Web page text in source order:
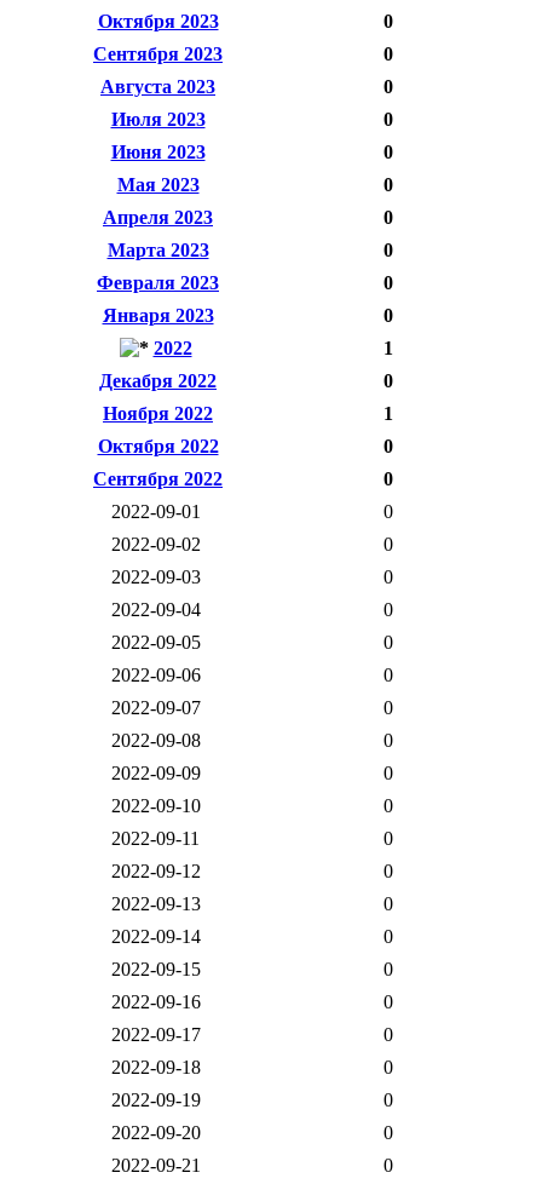
Октября 2023
0
Сентября 2023
0
Августа 2023
0
Июля 2023
0
Июня 2023
0
Мая 2023
0
Апреля 2023
0
Марта 2023
0
Февраля 2023
0
Января 2023
0
2022
1
Декабря 2022
0
Ноября 2022
1
Октября 2022
0
Сентября 2022
0
2022-09-01
0
2022-09-02
0
2022-09-03
0
2022-09-04
0
2022-09-05
0
2022-09-06
0
2022-09-07
0
2022-09-08
0
2022-09-09
0
2022-09-10
0
2022-09-11
0
2022-09-12
0
2022-09-13
0
2022-09-14
0
2022-09-15
0
2022-09-16
0
2022-09-17
0
2022-09-18
0
2022-09-19
0
2022-09-20
0
2022-09-21
0